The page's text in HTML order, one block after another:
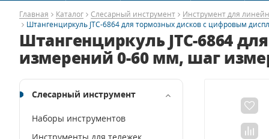
Главная Каталог Слесарный инструмент Инструмент для
Штангенциркуль JTC-6864 для тормозных дисков с цифровым
Штангенциркуль JTC-6864
измерений 0-60 мм, шаг
Слесарный инструмент
Наборы инструментов